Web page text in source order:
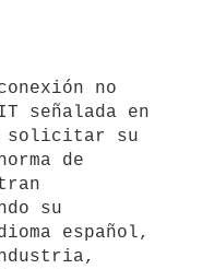
señalada en
solicitar su
de
su
español,